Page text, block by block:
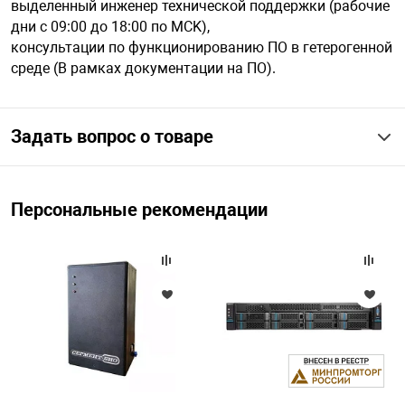
выделенный инженер технической поддержки (рабочие
дни с 09:00 до 18:00 по MCK),
консультации по функционированию ПО в гетерогенной
среде (B рамках документации на ПО).
Задать вопрос о товаре
Персональные рекомендации